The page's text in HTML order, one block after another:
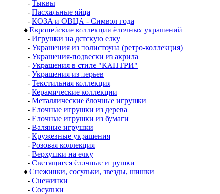
- Тыквы
- Пасхальные яйца
- КОЗА и ОВЦА - Символ года
♦ Европейские коллекции ёлочных украшений
- Игрушки на детскую елку
- Украшения из полистоуна (ретро-коллекция)
- Украшения-подвески из акрила
- Украшения в стиле "КАНТРИ"
- Украшения из перьев
- Текстильная коллекция
- Керамические коллекции
- Металлические ёлочные игрушки
- Елочные игрушки из дерева
- Елочные игрушки из бумаги
- Валяные игрушки
- Кружевные украшения
- Розовая коллекция
- Верхушки на елку
- Светящиеся ёлочные игрушки
♦ Снежинки, сосульки, звезды, шишки
- Снежинки
- Сосульки